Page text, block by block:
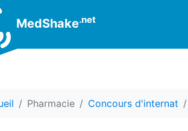
MedShake.net
Pharmacie Concours d'internat